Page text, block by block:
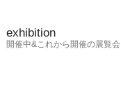
exhibition
開催中&これから開催の展覧会